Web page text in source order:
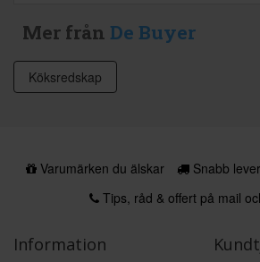
Mer från De Buyer
Köksredskap
Varumärken du älskar
Snabb
Tips, råd & offert på mail
Information